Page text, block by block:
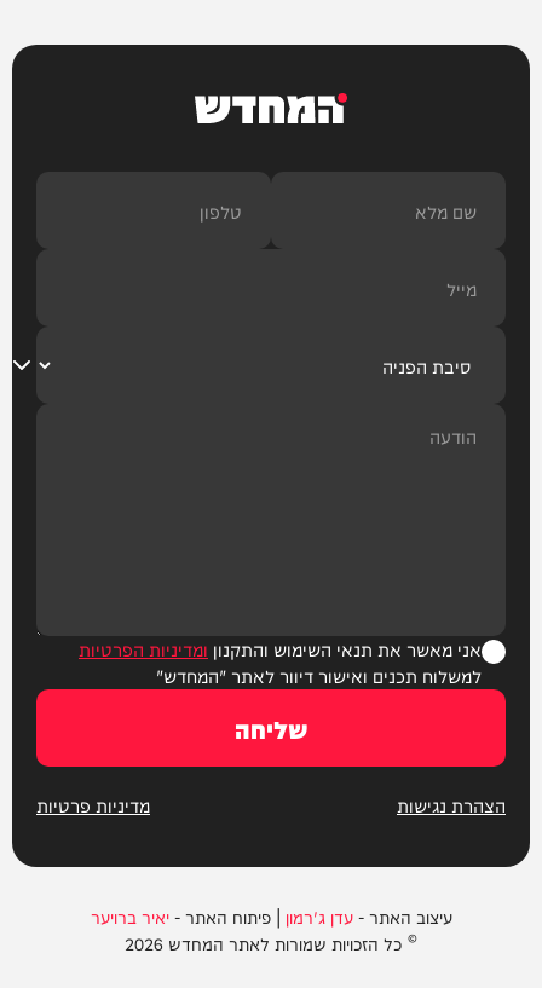
המחדש
אני מאשר את תנאי השימוש והתקנון ומדיניות הפרטיות
למשלוח תכנים ואישור דיוור לאתר "המחדש"
שליחה
הצהרת נגישות מדיניות פרטיות
עיצוב האתר -עדן ג'רמון | פיתוח האתר -יאיר ברויער
© כל הזכויות שמורות לאתר המחדש 2026